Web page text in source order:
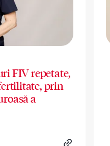
FIV repetate,
prin
a